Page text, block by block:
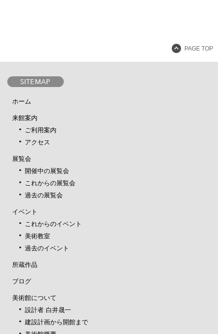
PAGE TOP
ホーム
来館案内
ご利用案内
アクセス
展覧会
開催中の展覧会
これからの展覧会
過去の展覧会
イベント
これからのイベント
美術教室
過去のイベント
所蔵作品
ブログ
美術館について
設計者 白井晟一
建設計画から開館まで